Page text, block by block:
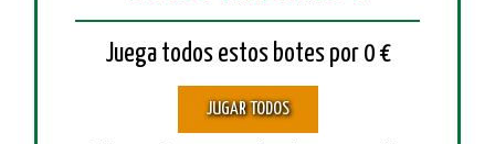
Juega todos estos botes por 0 €
JUGAR TODOS